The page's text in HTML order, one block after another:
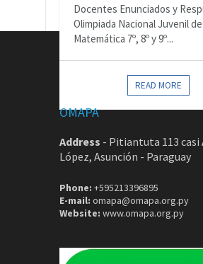
Docentes Enunciados y
Olimpiada Nacional Juvenil de
Matemática 7º, 8º y 9º...
READ MORE
OMAPA
Address - Pitiantuta 113 casi
López, Asunción - Paraguay
Phone: +595213396895
E-mail: omapa@omapa.org.py
Website: www.omapa.org.py